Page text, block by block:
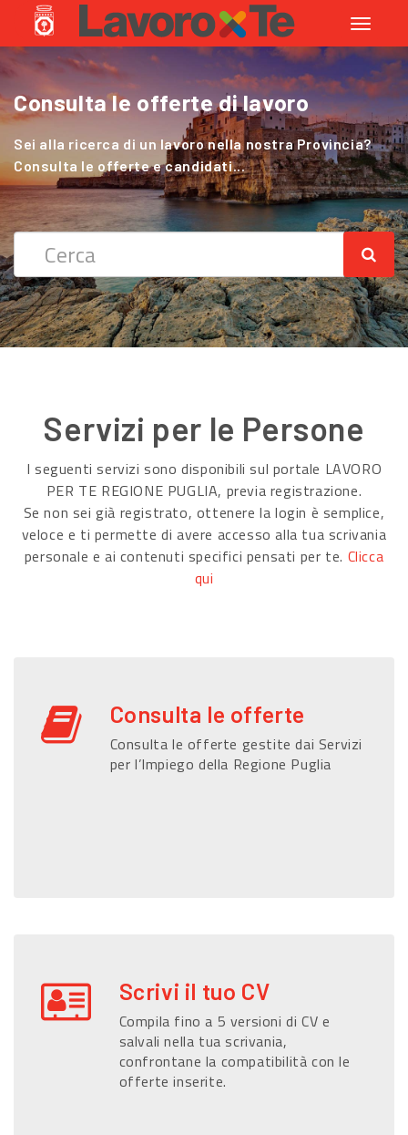
Toggle
Consulta le offerte di lavoro
Sei alla ricerca di un lavoro nella nostra Provincia?
Consulta le offerte e candidati...
Cerchi Lavoro nel Settore Agricolo
?
Sei alla ricerca di un lavoro nella nostra Provincia?
Consulta le offerte e candidati...
Servizi per le Persone
I seguenti servizi sono disponibili sul portale LAVORO
PER TE REGIONE PUGLIA, previa registrazione.
Se non sei già registrato, ottenere la login è semplice,
veloce e ti permette di avere accesso alla tua scrivania
personale e ai contenuti specifici pensati per te. Clicca
qui
Consulta le offerte
Consulta le offerte gestite dai Servizi
per l’Impiego della Regione Puglia
Scrivi il tuo CV
Compila fino a 5 versioni di CV e
salvali nella tua scrivania,
confrontane la compatibilità con le
offerte inserite.